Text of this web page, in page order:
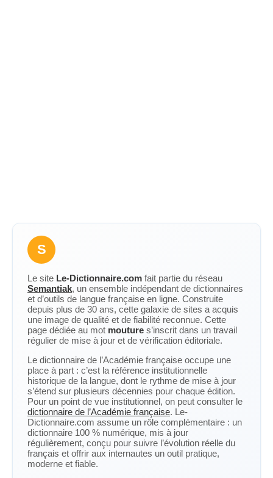
S
Le site Le-Dictionnaire.com fait partie du réseau
Semantiak, un ensemble indépendant de dictionnaires
et d’outils de langue française en ligne. Construite
depuis plus de 30 ans, cette galaxie de sites a acquis
une image de qualité et de fiabilité reconnue. Cette
page dédiée au mot mouture s’inscrit dans un travail
régulier de mise à jour et de vérification éditoriale.
Le dictionnaire de l’Académie française occupe une
place à part : c’est la référence institutionnelle
historique de la langue, dont le rythme de mise à jour
s’étend sur plusieurs décennies pour chaque édition.
Pour un point de vue institutionnel, on peut consulter le
dictionnaire de l’Académie française. Le-
Dictionnaire.com assume un rôle complémentaire : un
dictionnaire 100 % numérique, mis à jour
régulièrement, conçu pour suivre l’évolution réelle du
français et offrir aux internautes un outil pratique,
moderne et fiable.